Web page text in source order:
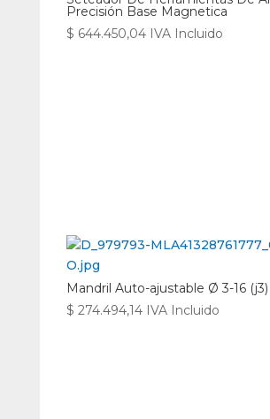
Precisión Base Magnetica
$ 644.450,04 IVA Incluido
Mandril Auto-ajustable Ø 3-16 (j3)
$ 274.494,14 IVA Incluido